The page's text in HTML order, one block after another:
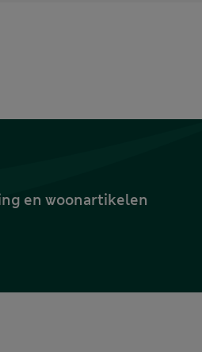
en woonartikelen